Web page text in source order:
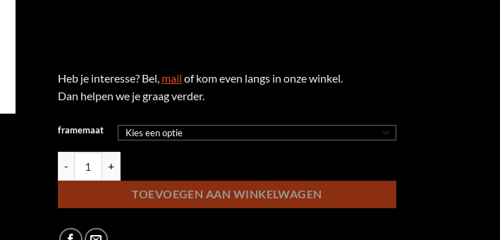
Heb je interesse? Bel, mail of kom even langs in onze winkel.
Dan helpen we je graag verder.
framemaat
TOEVOEGEN AAN WINKELWAGEN